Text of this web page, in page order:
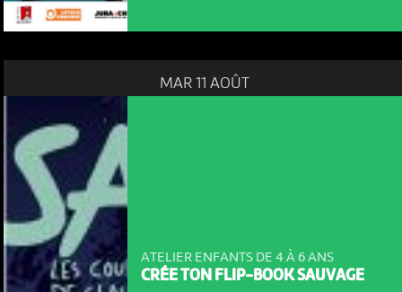
MAR 11 AOÛT
ATELIER ENFANTS DE 4 À 6 ANS
CRÉE TON FLIP-BOOK SAUVAGE